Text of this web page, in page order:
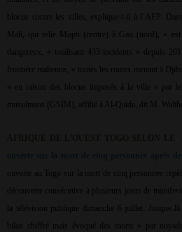
blocus contre les villes, explique-t-il à l’AFP.
Mali, qui relie Mopti (centre) à Gao (nord), « est
dangereux, « totalisant 433 incidents » depuis
frontière malienne, « toutes les routes menant à
« en raison des blocus imposés à la ville » par
musulmans (GSIM), affilié à Al-Qaïda, dit M.
ouverte au Togo sur la mort de cinq personnes
découverte consécutive à plusieurs jours de
la télévision publique dimanche 6 juillet. Jusque-là
bilan chiffré mais évoqué des morts « par